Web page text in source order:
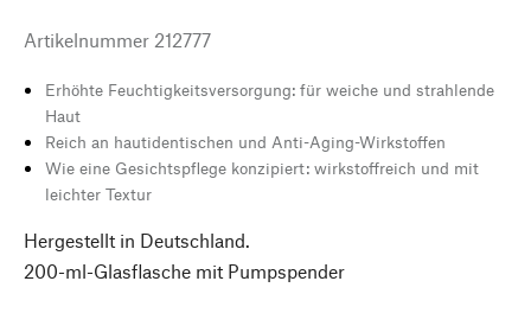
Artikelnummer 212777
Erhöhte Feuchtigkeitsversorgung: für weiche und strahlende
Haut
Reich an hautidentischen und Anti-Aging-Wirkstoffen
Wie eine Gesichtspflege konzipiert: wirkstoffreich und mit
leichter Textur
Hergestellt in Deutschland.
200-ml-Glasflasche mit Pumpspender